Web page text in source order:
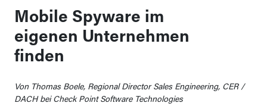
Mobile Spyware im
eigenen Unternehmen
finden
Von Thomas Boele, Regional Director Sales Engineering, CER /
DACH bei Check Point Software Technologies